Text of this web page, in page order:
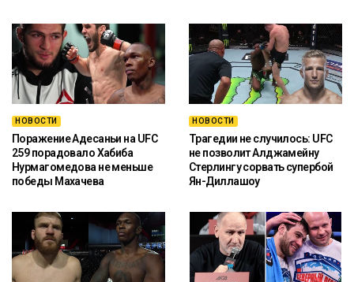
НОВОСТИ
Поражение Адесаньи на UFC
259 порадовало Хабиба
Нурмагомедова не меньше
победы Махачева
НОВОСТИ
Трагедии не случилось: UFC
не позволит Алджамейну
Стерлингу сорвать супербой
Ян-Диллашоу